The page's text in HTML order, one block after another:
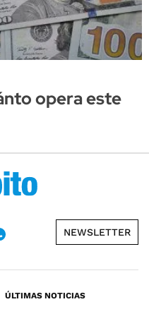
opera este
NEWSLETTER
ÚLTIMAS NOTICIAS